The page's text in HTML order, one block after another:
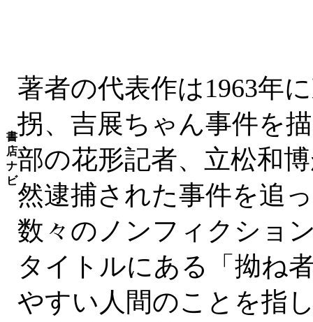
書
店
ナ
ビ
著者の代表作は1963年
拐、吉展ちゃん事件を
部の花形記者、立松和
然逮捕された事件を追
数々のノンフィクショ
タイトルにある「拗ね
やすい人間のことを指